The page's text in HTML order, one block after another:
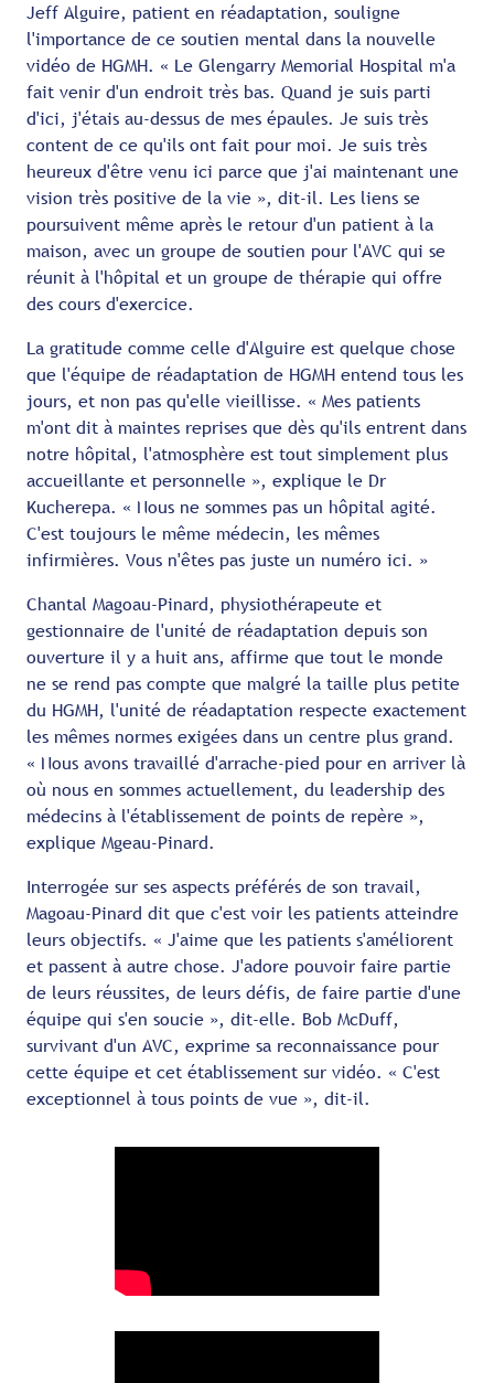
Jeff Alguire, patient en réadaptation, souligne
l'importance de ce soutien mental dans la nouvelle
vidéo de HGMH. « Le Glengarry Memorial Hospital m'a
fait venir d'un endroit très bas. Quand je suis parti
d'ici, j'étais au-dessus de mes épaules. Je suis très
content de ce qu'ils ont fait pour moi. Je suis très
heureux d'être venu ici parce que j'ai maintenant une
vision très positive de la vie », dit-il. Les liens se
poursuivent même après le retour d'un patient à la
maison, avec un groupe de soutien pour l'AVC qui se
réunit à l'hôpital et un groupe de thérapie qui offre
des cours d'exercice.
La gratitude comme celle d'Alguire est quelque chose
que l'équipe de réadaptation de HGMH entend tous les
jours, et non pas qu'elle vieillisse. « Mes patients
m'ont dit à maintes reprises que dès qu'ils entrent dans
notre hôpital, l'atmosphère est tout simplement plus
accueillante et personnelle », explique le Dr
Kucherepa. « Nous ne sommes pas un hôpital agité.
C'est toujours le même médecin, les mêmes
infirmières. Vous n'êtes pas juste un numéro ici. »
Chantal Magoau-Pinard, physiothérapeute et
gestionnaire de l'unité de réadaptation depuis son
ouverture il y a huit ans, affirme que tout le monde
ne se rend pas compte que malgré la taille plus petite
du HGMH, l'unité de réadaptation respecte exactement
les mêmes normes exigées dans un centre plus grand.
« Nous avons travaillé d'arrache-pied pour en arriver là
où nous en sommes actuellement, du leadership des
médecins à l'établissement de points de repère »,
explique Mgeau-Pinard.
Interrogée sur ses aspects préférés de son travail,
Magoau-Pinard dit que c'est voir les patients atteindre
leurs objectifs. « J'aime que les patients s'améliorent
et passent à autre chose. J'adore pouvoir faire partie
de leurs réussites, de leurs défis, de faire partie d'une
équipe qui s'en soucie », dit-elle. Bob McDuff,
survivant d'un AVC, exprime sa reconnaissance pour
cette équipe et cet établissement sur vidéo. « C'est
exceptionnel à tous points de vue », dit-il.